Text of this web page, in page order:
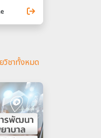
วิชาทั้งหมด